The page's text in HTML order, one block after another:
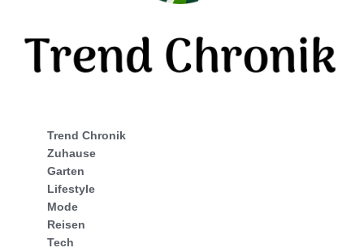
Trend Chronik
Zuhause
Garten
Lifestyle
Mode
Reisen
Tech